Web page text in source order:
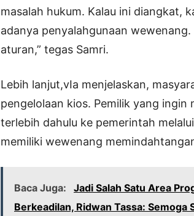
masalah hukum. Kalau ini diangkat,
adanya penyalahgunaan
aturan,” tegas Samri.
Lebih lanjut,vIa menjelaskan,
pengelolaan kios. Pemilik yang ingin
terlebih dahulu ke pemerintah
memiliki wewenang
Baca Juga:
Jadi Salah Satu Area
Berkeadilan, Ridwan Tassa: Semoga